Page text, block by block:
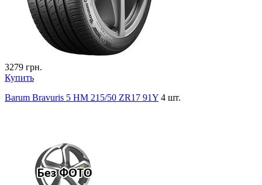
3279 грн.
Купить
Barum Bravuris 5 HM 215/50 ZR17 91Y 4 шт.